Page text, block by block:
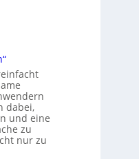
dabei,
und eine
zu
nur zu